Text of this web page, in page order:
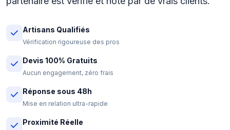
Artisans Qualifiés
Vérification rigoureuse des pros
Devis 100% Gratuits
Aucun engagement, zéro frais
Réponse sous 48h
Mise en relation ultra-rapide
Proximité Réelle